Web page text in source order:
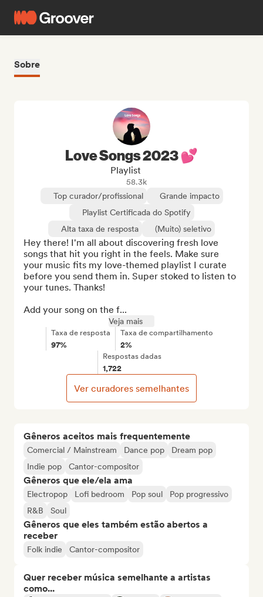
Sobre
Gêneros aceitos mais frequentemente
Comercial / Mainstream Dance pop
Dream pop
Indie pop
Cantor-compositor
Gêneros que ele/ela ama
Electropop Lofi bedroom Pop soul
Pop progressivo
R&B
Soul
Gêneros que eles também estão abertos a
receber
Folk indie Cantor-compositor
Quer receber música semelhante a artistas
como...
Love Songs 2023 💕
Playlist
58.3k
Top curador/profissional
Grande impacto
Playlist Certificada do Spotify
Alta taxa de resposta
(Muito) seletivo
Hey there! I'm all about discovering fresh love
songs that hit you right in the feels. Make sure
your music fits my love-themed playlist I curate
before you send them in. Super stoked to listen to
your tunes. Thanks!
Add your song on the f...
Veja mais
Taxa de resposta
97%
Taxa de compartilhamento
2%
Respostas dadas
1,722
Ver curadores semelhantes